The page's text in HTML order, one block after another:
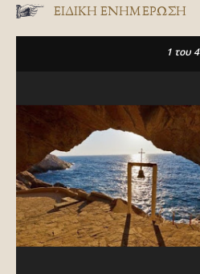
ΕΙΔΙΚΉ ΕΝΗΜΈΡΩΣΗ
1 του 4